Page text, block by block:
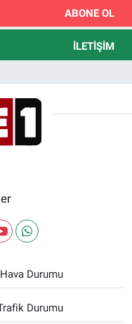
ABONE OL
İLETIŞIM
Hava Durumu
Durumu